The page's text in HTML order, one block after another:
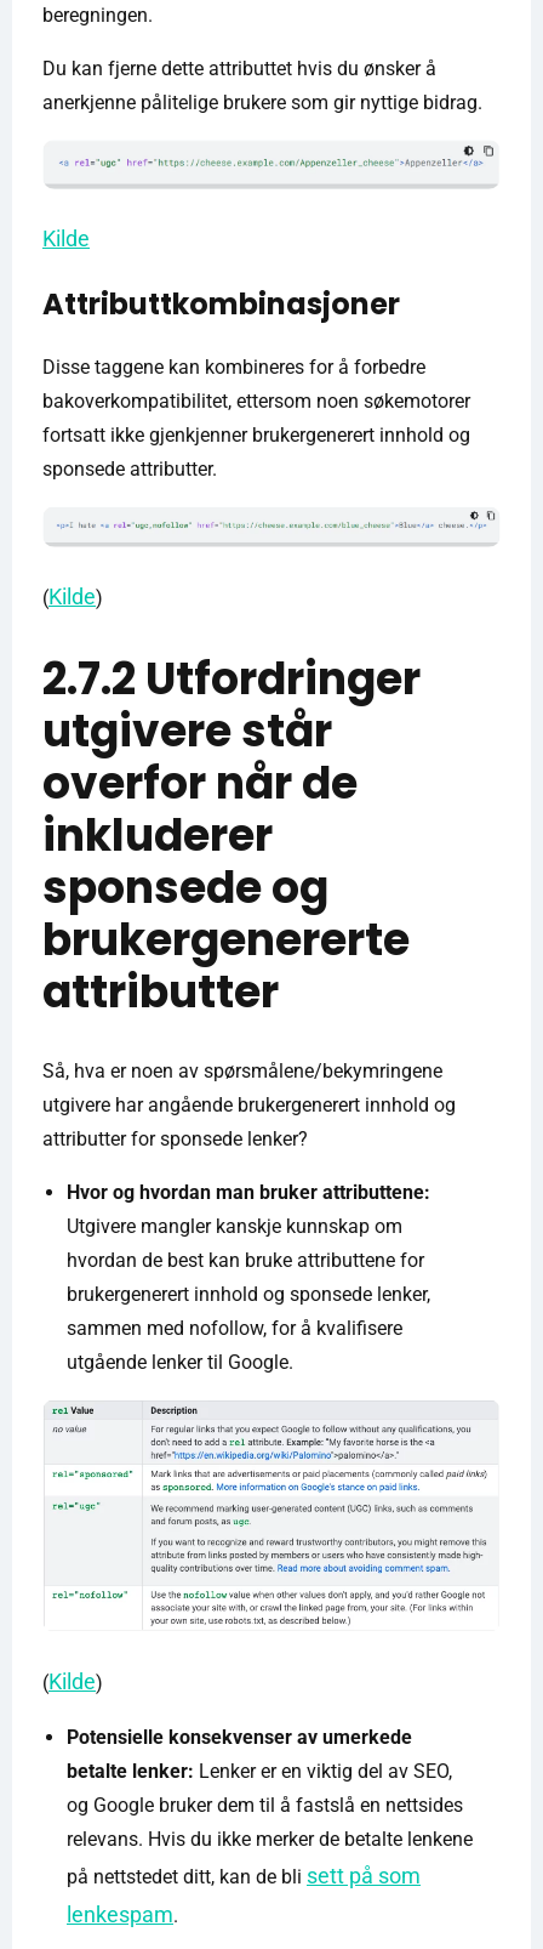
beregningen.
Du kan fjerne dette attributtet hvis du ønsker å
anerkjenne pålitelige brukere som gir nyttige bidrag.
Kilde
Attributtkombinasjoner
Disse taggene kan kombineres for å forbedre
bakoverkompatibilitet, ettersom noen søkemotorer
fortsatt ikke gjenkjenner brukergenerert innhold og
sponsede attributter.
(Kilde)
2.7.2 Utfordringer
utgivere står
overfor når de
inkluderer
sponsede og
brukergenererte
attributter
Så, hva er noen av spørsmålene/bekymringene
utgivere har angående brukergenerert innhold og
attributter for sponsede lenker?
Hvor og hvordan man bruker attributtene:
Utgivere mangler kanskje kunnskap om
hvordan de best kan bruke attributtene for
brukergenerert innhold og sponsede lenker,
sammen med nofollow, for å kvalifisere
utgående lenker til Google.
(Kilde)
Potensielle konsekvenser av umerkede
betalte lenker: Lenker er en viktig del av SEO,
og Google bruker dem til å fastslå en nettsides
relevans. Hvis du ikke merker de betalte lenkene
på nettstedet ditt, kan de bli sett på som
lenkespam.